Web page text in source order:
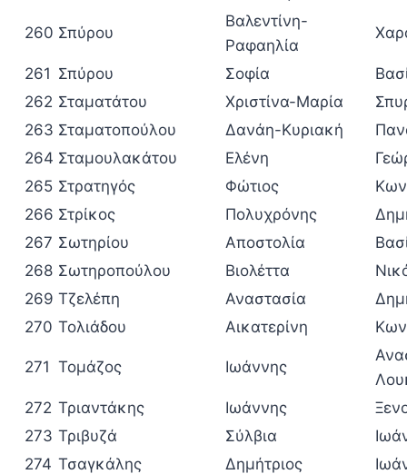
260 Σπύρου
Βαλεντίνη-
Ραφαηλία
261 Σπύρου Σοφία
262 Σταματάτου Χριστίνα-Μαρία
263 Σταματοπούλου Δανάη-Κυριακή
264 Σταμουλακάτου Ελένη
265 Στρατηγός Φώτιος
266 Στρίκος Πολυχρόνης
267 Σωτηρίου Αποστολία
268 Σωτηροπούλου Βιολέττα
269 Τζελέπη Αναστασία
270 Τολιάδου Αικατερίνη
271 Τομάζος Ιωάννης
272 Τριαντάκης Ιωάννης
273 Τριβυζά Σύλβια
274 Τσαγκάλης Δημήτριος